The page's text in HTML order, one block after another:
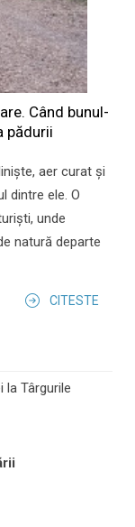
Când bunul-
pădurii
aer curat și
dintre ele. O
unde
natură departe
CITESTE
la Târgurile